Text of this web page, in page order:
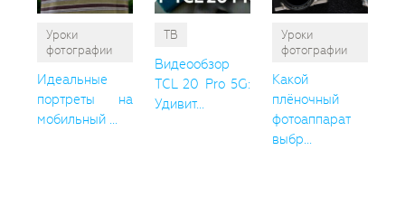
Уроки
фотографии
Идеальные
портреты на
мобильный ...
ТВ
Видеообзор
TCL 20 Pro 5G:
Удивит...
Уроки
фотографии
Какой
плёночный
фотоаппарат
выбр...